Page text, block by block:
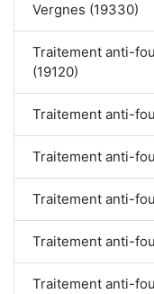
Vergnes (19330)
Traitement anti-
(19120)
Traitement anti-
Traitement anti-
Traitement anti-
Traitement anti-
Traitement anti-